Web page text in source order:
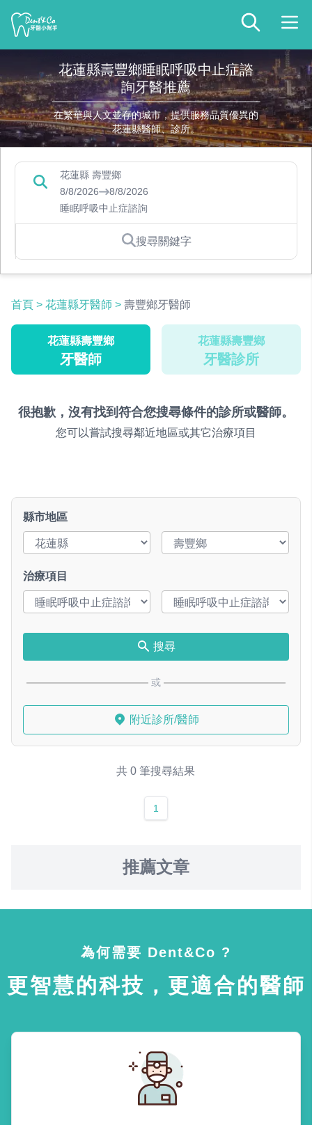
花蓮縣壽豐鄉睡眠呼吸中止症諮
詢牙醫推薦
在繁華與人文並存的城市，提供服務品質優異的
花蓮縣醫師、診所。
花蓮縣 壽豐鄉
8/8/2026
8/8/2026
睡眠呼吸中止症諮詢
搜尋關鍵字
首頁 > 花蓮縣牙醫師 > 壽豐鄉牙醫師
花蓮縣壽豐鄉
牙醫師
花蓮縣壽豐鄉
牙醫診所
很抱歉，沒有找到符合您搜尋條件的診所或醫師。
您可以嘗試搜尋鄰近地區或其它治療項目
縣市地區
治療項目
搜尋
或
附近診所/醫師
共 0 筆搜尋結果
1
推薦文章
為何需要 Dent&Co ?
更智慧的科技，更適合的醫師